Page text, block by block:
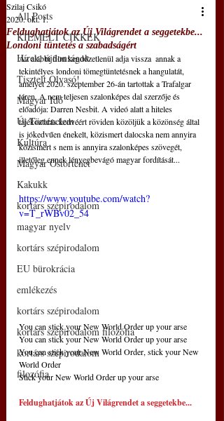
All Posts
KIEMELT CIKKEK
Hírek, újdonságok
Tisztelt Olvasó!
Magyar Idő
Új Történelem
Kultúra
Magyar Őstörténet
Kakukk
kortárs szépirodalom
magyar nyelv
kortárs szépirodalom
EU bürokrácia
emlékezés
kortárs szépirodalom
kortárs szépirodalom filozófia
kortárs szépirodalom
filozófia
Feldughatjátok az Új Világrendet a seggetekbe...
Londoni tüntetés a szabadságért
Szilaj Csikó
2020. okt. 1.
Az alábbi film kendőzetlenül adja vissza  annak a
tekintélyes londoni tömegtüntetésnek a hangulatát,
amelyet 2020. szeptember 26-án tartottak a Trafalgar
téren. A nem teljesen szalonképes dal szerzője és
előadója: Darren Nesbit. A videó alatt a hiteles
tájékoztatás kedvéért röviden közöljük a közönség által
is jókedvűen énekelt, közismert dalocska nem annyira
közismert s nem is annyira szalonképes szövegét,
illetőleg ennek lényegbevágó magyar fordítását...
https://www.youtube.com/watch?
v=T_rWBv02_54
You can stick your New World Order up your arse
You can stick your New World Order up your arse
You can stick your New World Order, stick your New
World Order
Stick your New World Order up your arse
Feldughatjátok az Új Világrendet a seggetekbe...